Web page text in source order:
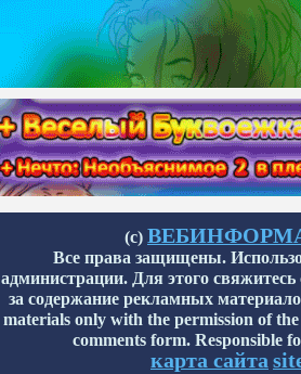
(с)
Все права защищены.
администрации. Для этого
за содержание рекламных
materials only with the permission of
comments form. Responsible
карта сайта